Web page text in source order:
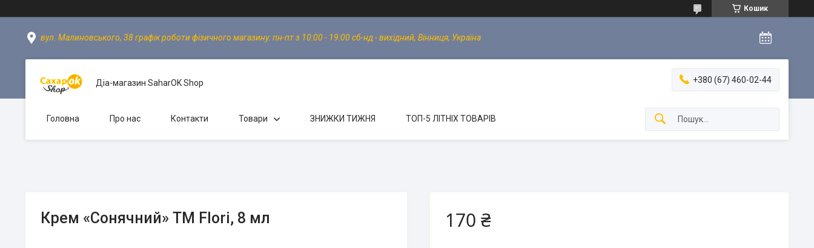
Кошик
вул. Малиновського, 38 графік роботи фізичного магазину: пн-пт з 10:00 - 19:00 сб-нд - вихідний, Вінниця, Україна
Діа-магазин SaharOK Shop +380 (67) 460-02-44
Головна Про нас Контакти Товари ЗНИЖКИ ТИЖНЯ ТОП-5 ЛІТНІХ ТОВАРІВ
Крем «Сонячний» ТМ Flori, 8 мл 170 ₴